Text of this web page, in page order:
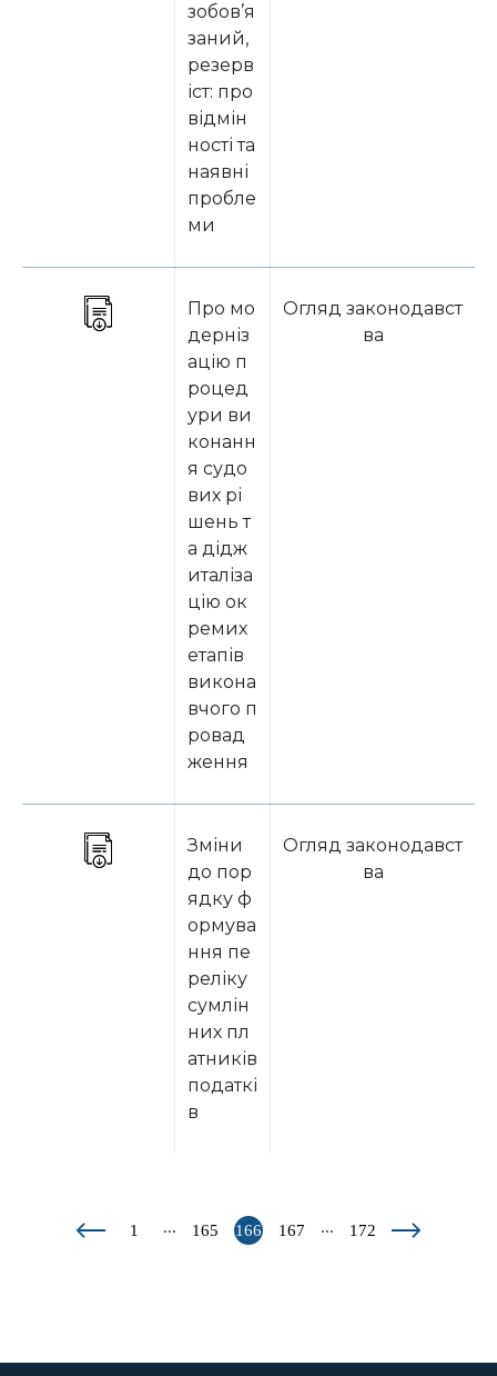
зобов’я
заний,
резерв
іст: про
відмін
ності та
наявні
пробле
ми
Про мо
дерніз
ацію п
роцед
ури ви
конанн
я судо
вих рі
шень т
а дідж
италіза
цію ок
ремих
етапів
викона
вчого п
ровад
ження
Огляд законодавст
ва
Зміни
до пор
ядку ф
ормува
ння пе
реліку
сумлін
них пл
атників
податкі
в
Огляд законодавст
ва
1 ... 165 166 167 ... 172